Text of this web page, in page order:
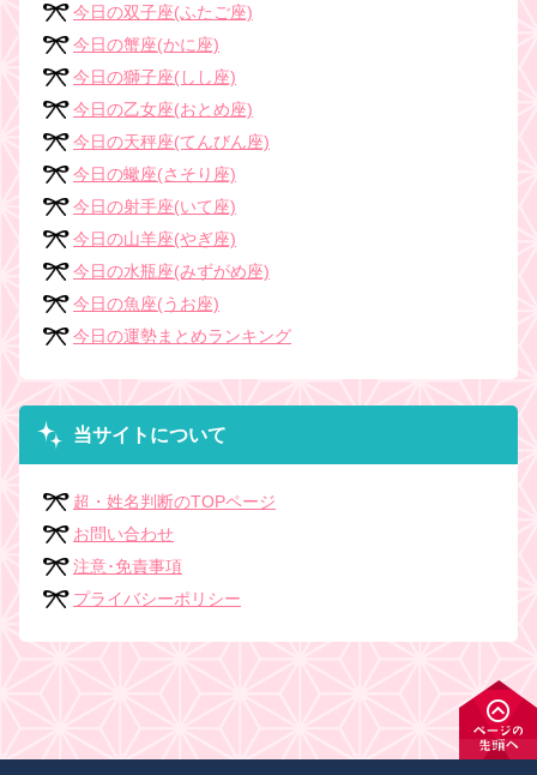
今日の双子座(ふたご座)
今日の蟹座(かに座)
今日の獅子座(しし座)
今日の乙女座(おとめ座)
今日の天秤座(てんびん座)
今日の蠍座(さそり座)
今日の射手座(いて座)
今日の山羊座(やぎ座)
今日の水瓶座(みずがめ座)
今日の魚座(うお座)
今日の運勢まとめランキング
当サイトについて
超・姓名判断のTOPページ
お問い合わせ
注意･免責事項
プライバシーポリシー